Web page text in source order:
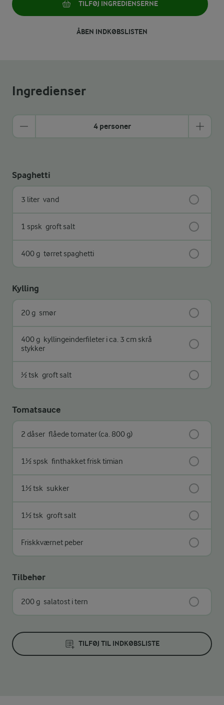
TILFØJ INGREDIENSERNE
ÅBEN INDKØBSLISTEN
Ingredienser
4 personer
Spaghetti
3 liter vand
1 spsk groft salt
400 g tørret spaghetti
Kylling
20 g smør
400 g kyllingeinderfileter i ca. 3 cm skrå
stykker
½ tsk groft salt
Tomatsauce
2 dåser flåede tomater (ca. 800 g)
1½ spsk finthakket frisk timian
1½ tsk sukker
1½ tsk groft salt
Friskkværnet peber
Tilbehør
200 g salatost i tern
TILFØJ TIL INDKØBSLISTE